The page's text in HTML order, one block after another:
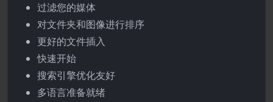
过滤您的媒体
对文件夹和图像进行排序
更好的文件插入
快速开始
搜索引擎优化友好
多语言准备就绪